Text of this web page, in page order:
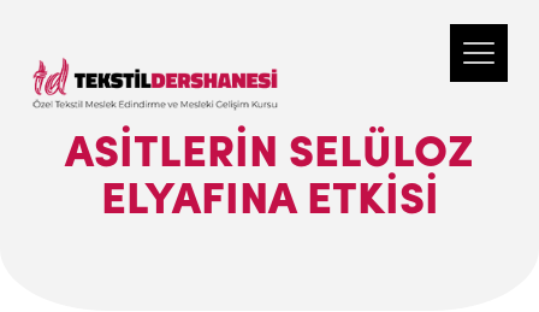
ASİTLERİN SELÜLOZ
ELYAFINA ETKİSİ